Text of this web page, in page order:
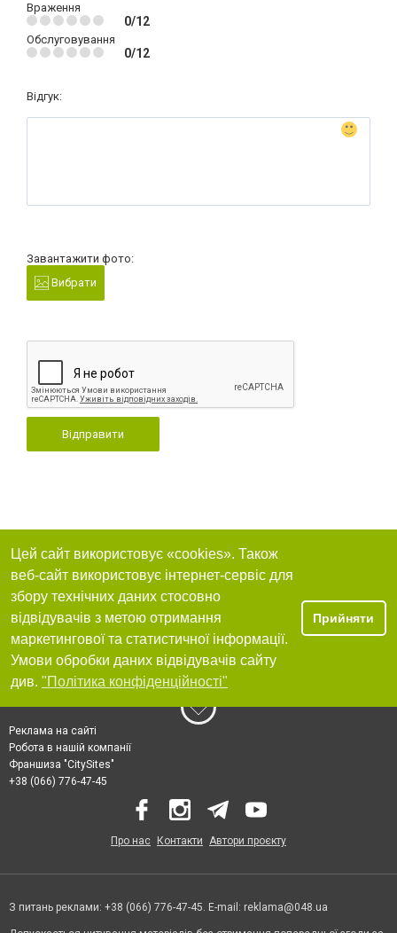
Враження
0/12
Обслуговування
0/12
Відгук:
Завантажити фото:
Вибрати
Відправити
Цей сайт використовує «cookies». Також
веб-сайт використовує інтернет-сервіс для
збору технічних даних стосовно
відвідувачів з метою отримання
маркетингової та статистичної інформації.
Умови обробки даних відвідувачів сайту
див. "Політика конфіденційності"
Прийняти
Реклама на сайті
Робота в нашій компанії
Франшиза "CitySites"
+38 (066) 776-47-45
Про нас Контакти Автори проєкту
З питань реклами: +38 (066) 776-47-45. E-mail: reklama@048.ua